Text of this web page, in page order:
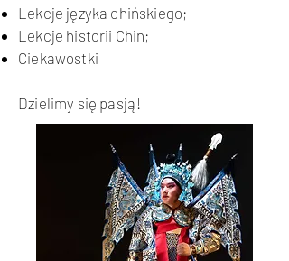
Lekcje języka chińskiego;
Lekcje historii Chin;
Ciekawostki
Dzielimy się pasją!